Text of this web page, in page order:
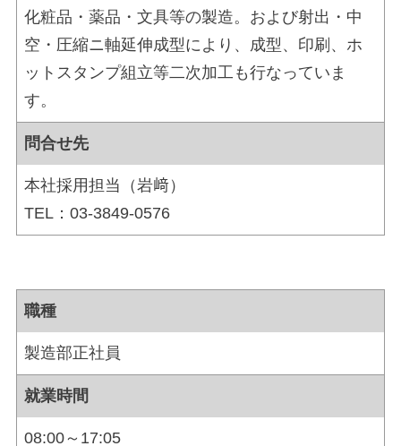
化粧品・薬品・文具等の製造。および射出・中
空・圧縮ニ軸延伸成型により、成型、印刷、ホ
ットスタンプ組立等二次加工も行なっていま
す。
問合せ先
本社採用担当（岩﨑）
TEL：03-3849-0576
職種
製造部正社員
就業時間
08:00～17:05